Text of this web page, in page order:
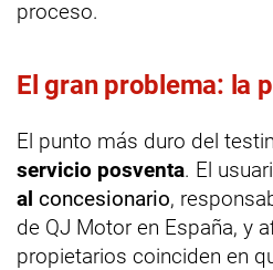
proceso.
El gran problema: la
El punto más duro del
servicio posventa. El
al concesionario,
de QJ Motor en España, y
propietarios coinciden en